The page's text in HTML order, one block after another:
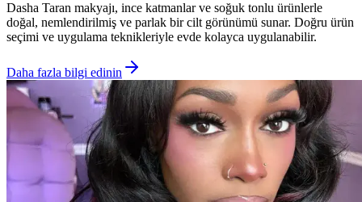
Dasha Taran makyajı, ince katmanlar ve soğuk tonlu ürünlerle
doğal, nemlendirilmiş ve parlak bir cilt görünümü sunar. Doğru ürün
seçimi ve uygulama teknikleriyle evde kolayca uygulanabilir.
Daha fazla bilgi edinin